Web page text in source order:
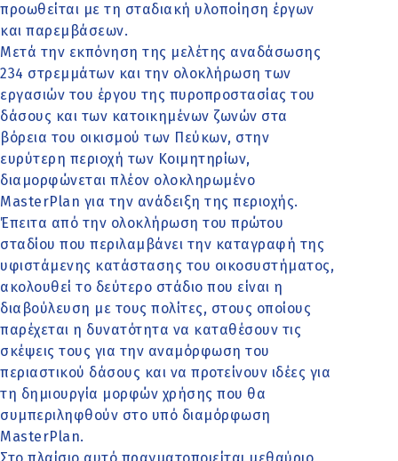
προωθείται με τη σταδιακή υλοποίηση έργων
και παρεμβάσεων.
Μετά την εκπόνηση της μελέτης αναδάσωσης
234 στρεμμάτων και την ολοκλήρωση των
εργασιών του έργου της πυροπροστασίας του
δάσους και των κατοικημένων ζωνών στα
βόρεια του οικισμού των Πεύκων, στην
ευρύτερη περιοχή των Κοιμητηρίων,
διαμορφώνεται πλέον ολοκληρωμένο
MasterPlan για την ανάδειξη της περιοχής.
Έπειτα από την ολοκλήρωση του πρώτου
σταδίου που περιλαμβάνει την καταγραφή της
υφιστάμενης κατάστασης του οικοσυστήματος,
ακολουθεί το δεύτερο στάδιο που είναι η
διαβούλευση με τους πολίτες, στους οποίους
παρέχεται η δυνατότητα να καταθέσουν τις
σκέψεις τους για την αναμόρφωση του
περιαστικού δάσους και να προτείνουν ιδέες για
τη δημιουργία μορφών χρήσης που θα
συμπεριληφθούν στο υπό διαμόρφωση
MasterPlan.